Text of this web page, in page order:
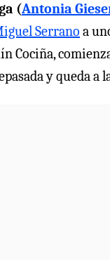
(Antonia
Serrano a
Cociña,
y queda a